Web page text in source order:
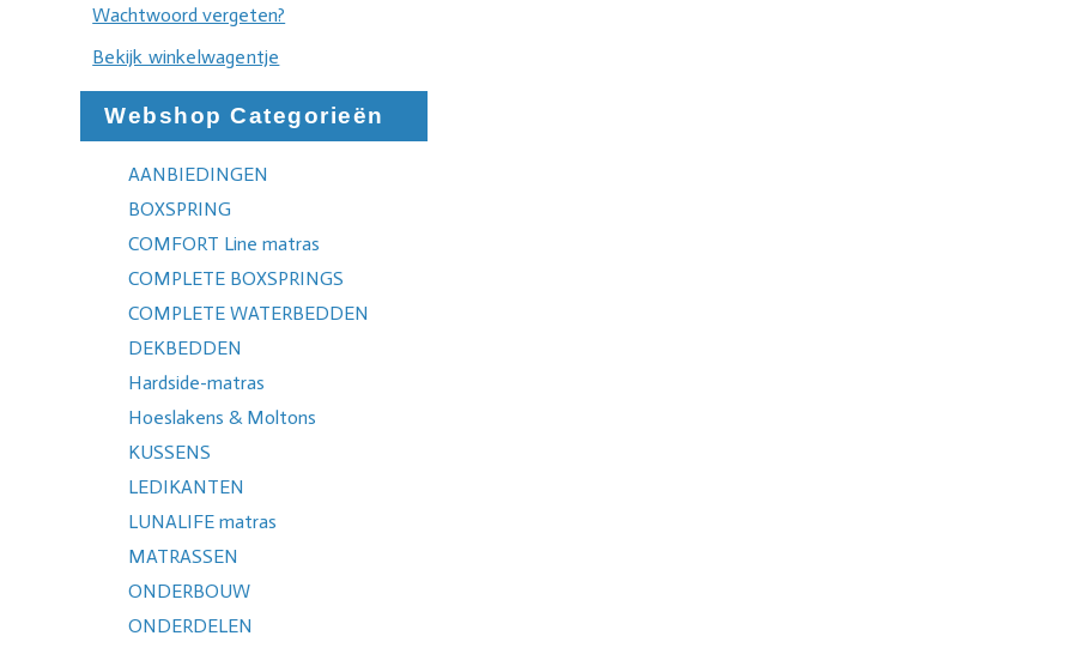
Wachtwoord vergeten?
Bekijk winkelwagentje
Webshop Categorieën
AANBIEDINGEN
BOXSPRING
COMFORT Line matras
COMPLETE BOXSPRINGS
COMPLETE WATERBEDDEN
DEKBEDDEN
Hardside-matras
Hoeslakens & Moltons
KUSSENS
LEDIKANTEN
LUNALIFE matras
MATRASSEN
ONDERBOUW
ONDERDELEN